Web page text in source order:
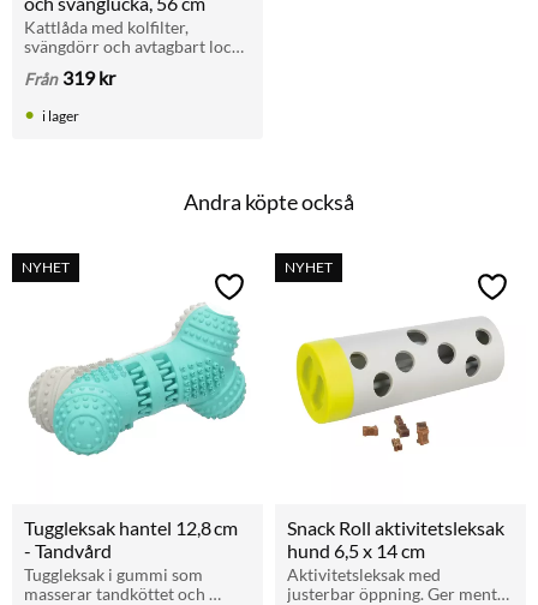
Kattlåda med kolfilter,
svängdörr och avtagbart lock.
plast. Lätt att rengöra. Längd:
Från 319kr
i lager
Andra köpte också
Tuggleksak hantel 12,8 cm
- Tandvård
Tuggleksak i gummi som
masserar tandköttet och
NYHET
Lägg till i favoriter
Snack Roll aktivitetsleksak
hund 6,5 x 14 cm
Aktivitetsleksak med
justerbar öppning. Ger mental
NYHET
Lägg